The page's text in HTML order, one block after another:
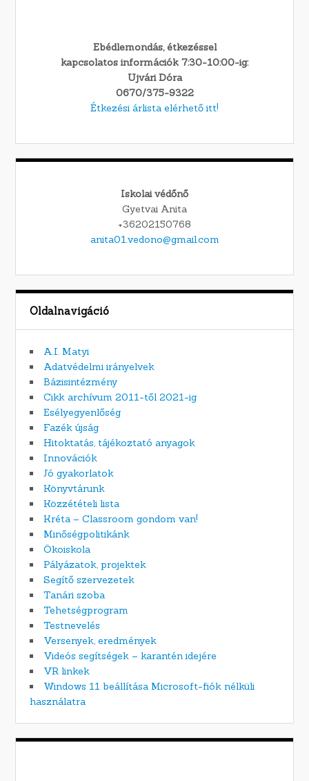
Ebédlemondás, étkezéssel
kapcsolatos információk 7:30-10:00-ig:
Ujvári Dóra
0670/375-9322
Étkezési árlista elérhető itt!
Iskolai védőnő
Gyetvai Anita
+36202150768
anita01.vedono@gmail.com
Oldalnavigáció
A.I. Matyi
Adatvédelmi irányelvek
Bázisintézmény
Cikk archívum 2011-től 2021-ig
Esélyegyenlőség
Fazék újság
Hitoktatás, tájékoztató anyagok
Innovációk
Jó gyakorlatok
Könyvtárunk
Közzétételi lista
Kréta – Classroom gondom van!
Minőségpolitikánk
Ökoiskola
Pályázatok, projektek
Segítő szervezetek
Tanári szoba
Tehetségprogram
Testnevelés
Versenyek, eredmények
Videós segítségek – karantén idejére
VR linkek
Windows 11 beállítása Microsoft-fiók nélküli
használatra